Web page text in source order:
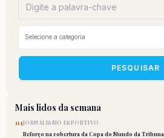
PESQUISAR
Mais lidos da semana
01JORNALISMO ESPORTIVO
Reforço na cobertura da Copa do Mundo da Tribuna